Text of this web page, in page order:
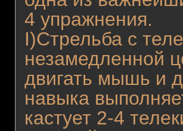
4 упражнения.
I)Стрельба с
незамедленной
двигать мышь и
навыка
кастует 2-4